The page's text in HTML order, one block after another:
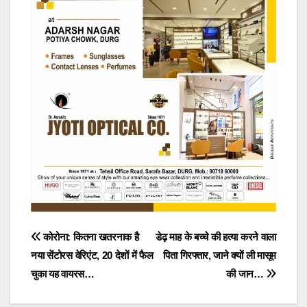
Post
navigation
डेढ़ माह के बच्चे की हत्या करने वाला
पिता गिरफ्तार, जाने क्यों ली मासूम
की जान…
कोरोना: कितना खतरनाक है
नया सेंटोरस वेरिएंट, 20 देशों में फैल
चुका यह वायरस…